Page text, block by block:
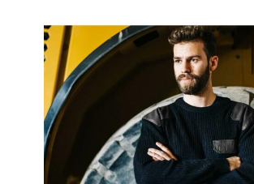
Minimale afname: 1